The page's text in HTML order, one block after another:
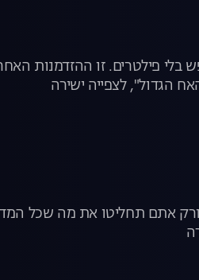
בלי פילטרים. זו ההזדמנות
הגדול", לצפייה ישירה
ורק אתם תחליטו את מה שכל